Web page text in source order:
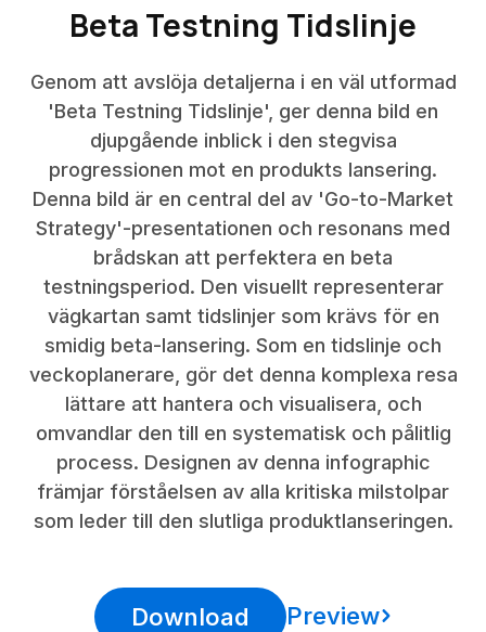
Beta Testning Tidslinje
Genom att avslöja detaljerna i en väl utformad
'Beta Testning Tidslinje', ger denna bild en
djupgående inblick i den stegvisa
progressionen mot en produkts lansering.
Denna bild är en central del av 'Go-to-Market
Strategy'-presentationen och resonans med
brådskan att perfektera en beta
testningsperiod. Den visuellt representerar
vägkartan samt tidslinjer som krävs för en
smidig beta-lansering. Som en tidslinje och
veckoplanerare, gör det denna komplexa resa
lättare att hantera och visualisera, och
omvandlar den till en systematisk och pålitlig
process. Designen av denna infographic
främjar förståelsen av alla kritiska milstolpar
som leder till den slutliga produktlanseringen.
Download Preview